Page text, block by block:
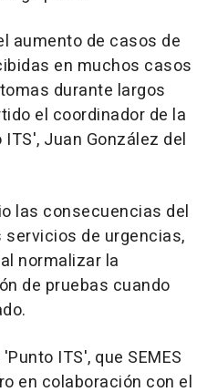
aumento de casos de
en muchos casos
durante largos
el coordinador de la
Juan González del
las consecuencias del
de urgencias,
normalizar la
de pruebas cuando
ITS', que SEMES
en colaboración con el